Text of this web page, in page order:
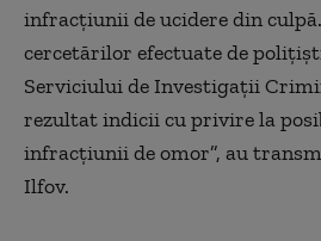
infracţiunii de ucidere din
cercetărilor efectuate de
Serviciului de Investigaţii
rezultat indicii cu privire la
infracţiunii de omor”, au
Ilfov.